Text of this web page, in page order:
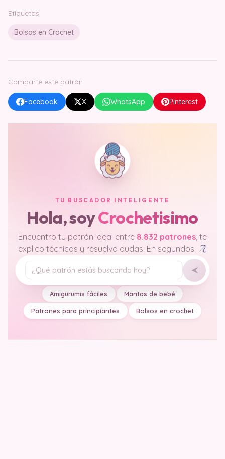
Etiquetas
Bolsas en Crochet
Comparte este patrón
Facebook X WhatsApp Pinterest
TU BUSCADOR INTELIGENTE
Hola, soyCrochetisimo
Encuentro tu patrón ideal entre 8.832 patrones, te
explico técnicas y resuelvo dudas. En segundos.
Tu pregunta
Amigurumis fáciles Mantas de bebé
Patrones para principiantes Bolsos en crochet